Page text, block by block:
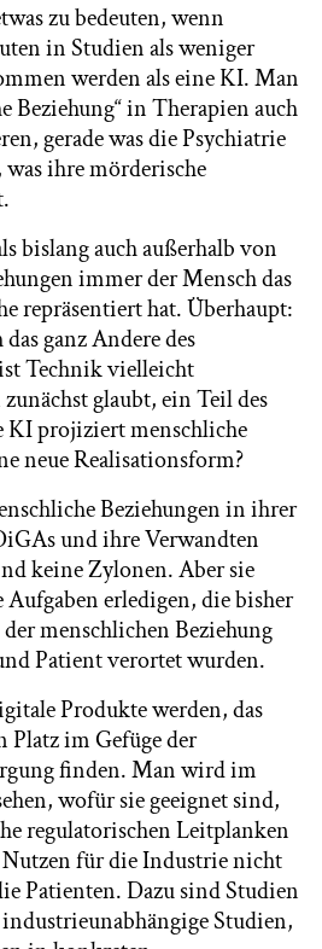
zu bedeuten, wenn
in Studien als weniger
werden als eine KI. Man
Beziehung“ in Therapien auch
gerade was die Psychiatrie
ihre mörderische
bislang auch außerhalb von
immer der Mensch das
repräsentiert hat. Überhaupt:
ganz Andere des
Technik vielleicht
glaubt, ein Teil des
KI projiziert menschliche
neue Realisationsform?
Beziehungen in ihrer
und ihre Verwandten
keine Zylonen. Aber sie
erledigen, die bisher
menschlichen Beziehung
Patient verortet wurden.
Produkte werden, das
Platz im Gefüge der
finden. Man wird im
wofür sie geeignet sind,
regulatorischen Leitplanken
für die Industrie nicht
Patienten. Dazu sind Studien
Studien,